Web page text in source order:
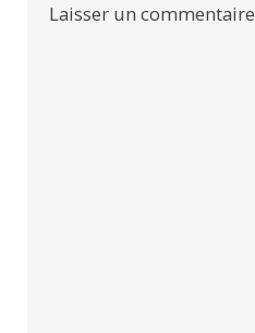
Laisser un commentaire